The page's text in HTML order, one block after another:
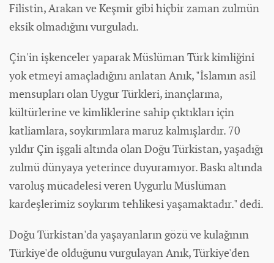
Filistin, Arakan ve Keşmir gibi hiçbir zaman zulmün
eksik olmadığını vurguladı.
Çin'in işkenceler yaparak Müslüman Türk kimliğini
yok etmeyi amaçladığını anlatan Anık, "İslamın asil
mensupları olan Uygur Türkleri, inançlarına,
kültürlerine ve kimliklerine sahip çıktıkları için
katliamlara, soykırımlara maruz kalmışlardır. 70
yıldır Çin işgali altında olan Doğu Türkistan, yaşadığı
zulmüdünyaya yeterince duyuramıyor. Baskı altında
varoluş mücadelesi veren Uygurlu Müslüman
kardeşlerimiz soykırım tehlikesi yaşamaktadır." dedi.
Doğu Türkistan'da yaşayanların gözü ve kulağının
Türkiye'de olduğunu vurgulayan Anık, Türkiye'den